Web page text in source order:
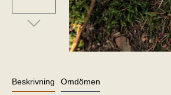
Beskrivning Omdömen